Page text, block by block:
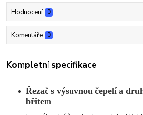
Hodnocení 0
Komentáře 0
Kompletní specifikace
Řezač s výsuvnou čepelí a
břitem